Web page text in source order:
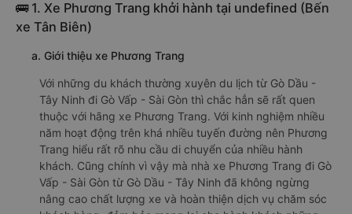
🚌 1. Xe Phương Trang khởi hành tại undefined (Bến
xe Tân Biên)
a. Giới thiệu xe Phương Trang
Với những du khách thường xuyên du lịch từ Gò Dầu -
Tây Ninh đi Gò Vấp - Sài Gòn thì chắc hẳn sẽ rất quen
thuộc với hãng xe Phương Trang. Với kinh nghiệm nhiều
năm hoạt động trên khá nhiều tuyến đường nên Phương
Trang hiểu rất rõ nhu cầu di chuyển của nhiều hành
khách. Cũng chính vì vậy mà nhà xe Phương Trang đi Gò
Vấp - Sài Gòn từ Gò Dầu - Tây Ninh đã không ngừng
nâng cao chất lượng xe và hoàn thiện dịch vụ chăm sóc